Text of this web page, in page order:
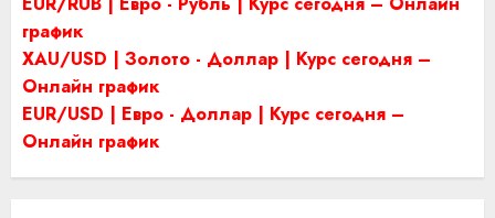
график
XAU/USD | Золото - Доллар | Курс сегодня –
Онлайн график
EUR/USD | Евро - Доллар | Курс сегодня –
Онлайн график